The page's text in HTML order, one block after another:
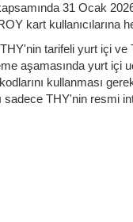
31 Ocak
kart kullanıcılarına
tarifeli yurt içi ve
aşamasında yurt içi
kullanması
sadece THY'nin resmi